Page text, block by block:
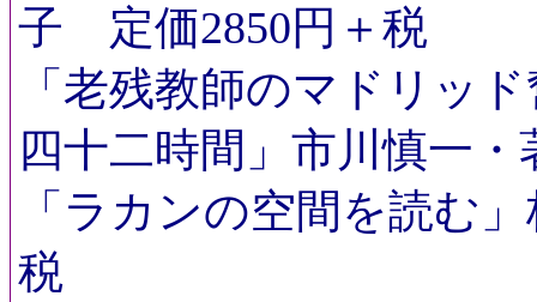
子 定価2850円＋税
「老残教師のマドリッ
四十二時間」市川慎一
「ラカンの空間を読む
税